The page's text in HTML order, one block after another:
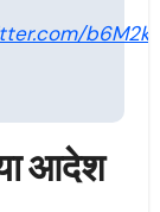
आदेश